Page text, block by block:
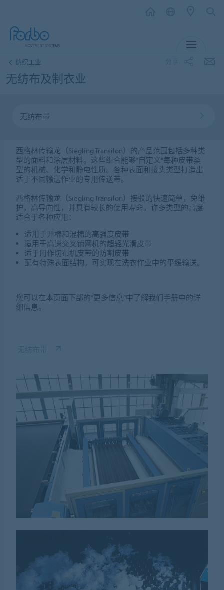
纺织工业
无纺布及制衣业
无纺布带
西格林传输龙（Siegling Transilon）的产品范围包括多种类
型的面料和涂层材料。这些组合能够“自定义”每种皮带类
型的机械、化学和静电性质。各种表面和接头类型打造出
适于不同输送作业的专用传送带。
西格林传输龙（Siegling Transilon）接驳的快速简单，免维
护，高导向性，并具有较长的使用寿命。许多类型的高度
适合于各种应用：
适用于开棉和混棉的高强度皮带
适用于高速交叉铺网机的超轻光滑皮带
适于用作切布机皮带的防割皮带
配有特殊表面结构，可实现在洗衣作业中的平缓输送。
您可以在本页面下部的“更多信息”中了解我们手册中的详
细信息。